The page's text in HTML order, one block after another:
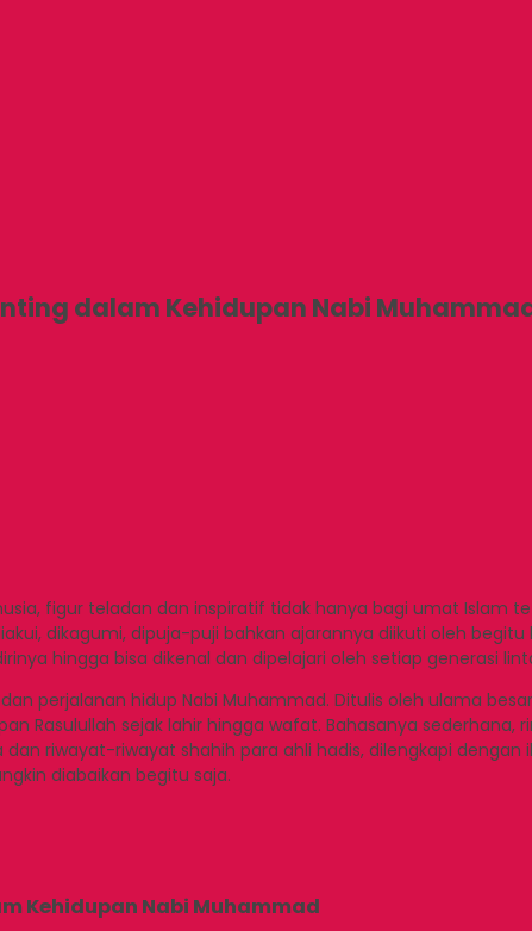
dalam Kehidupan Nabi
figur teladan dan inspiratif tidak hanya bagi umat Islam
dikagumi, dipuja-puji bahkan ajarannya diikuti oleh
hingga bisa dikenal dan dipelajari oleh setiap generasi
perjalanan hidup Nabi Muhammad. Ditulis oleh ulama
sejak lahir hingga wafat. Bahasanya sederhana,
riwayat-riwayat shahih para ahli hadis, dilengkapi
diabaikan begitu saja.
Kehidupan Nabi Muhammad